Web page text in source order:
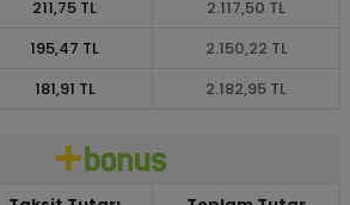
211,75 TL
2.117,50 TL
195,47 TL
2.150,22 TL
181,91 TL 2.182,95 TL